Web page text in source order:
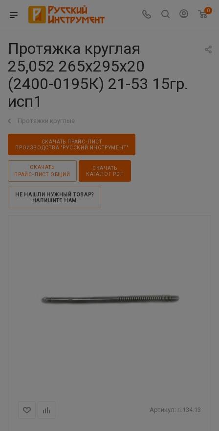
0
Протяжка круглая
25,052 265х295x20
(2400-0195К) 21-53 15гр.
исп1
Протяжки круглые
СКАЧАТЬ ПРАЙС-ЛИСТ
ПРОИЗВОДСТВА "РУССКИЙ ИНСТРУМЕНТ"
СКАЧАТЬ
ПРАЙС-ЛИСТ ОБЩИЙ
СКАЧАТЬ
КАТАЛОГ PDF
НЕ НАШЛИ НУЖНЫЙ ТОВАР?
НАПИШИТЕ НАМ
Артикул: ri.134.13